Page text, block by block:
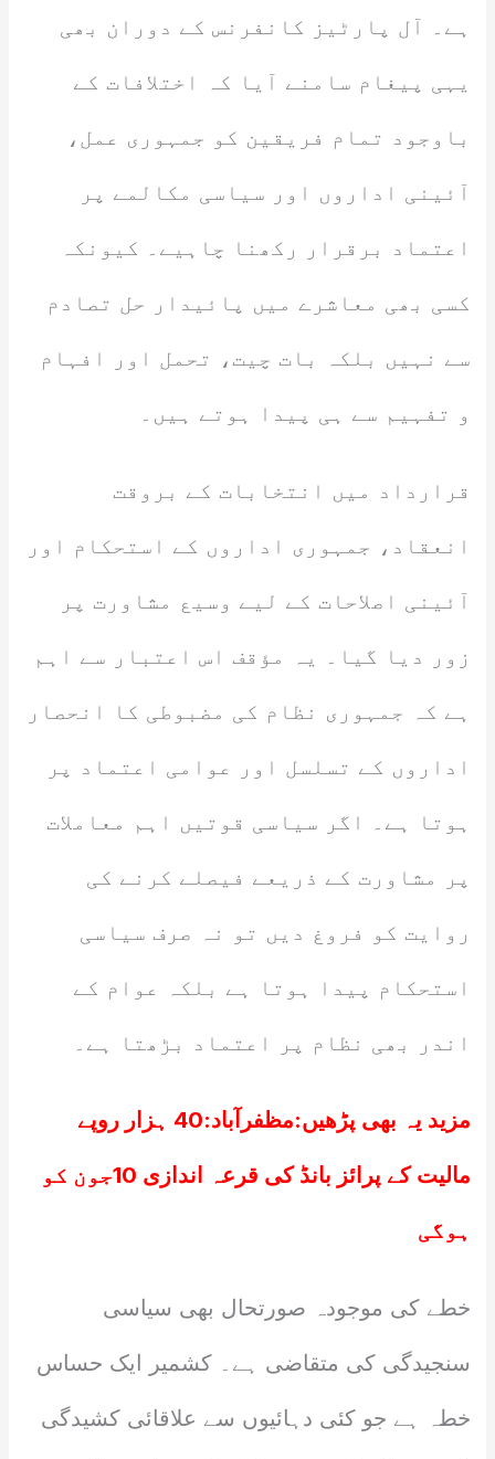
ہے۔ آل پارٹیز کانفرنس کے دوران بھی
یہی پیغام سامنے آیا کہ اختلافات کے
باوجود تمام فریقین کو جمہوری عمل،
آئینی اداروں اور سیاسی مکالمے پر
اعتماد برقرار رکھنا چاہیے۔ کیونکہ
کسی بھی معاشرے میں پائیدار حل تصادم
سے نہیں بلکہ بات چیت، تحمل اور افہام
و تفہیم سے ہی پیدا ہوتے ہیں۔
قرارداد میں انتخابات کے بروقت
انعقاد، جمہوری اداروں کے استحکام اور
آئینی اصلاحات کے لیے وسیع مشاورت پر
زور دیا گیا۔ یہ مؤقف اس اعتبار سے اہم
ہے کہ جمہوری نظام کی مضبوطی کا انحصار
اداروں کے تسلسل اور عوامی اعتماد پر
ہوتا ہے۔ اگر سیاسی قوتیں اہم معاملات
پر مشاورت کے ذریعے فیصلے کرنے کی
روایت کو فروغ دیں تو نہ صرف سیاسی
استحکام پیدا ہوتا ہے بلکہ عوام کے
اندر بھی نظام پر اعتماد بڑھتا ہے۔
مزید یہ بھی پڑھیں: مظفرآباد:40 ہزار روپے
مالیت کے پرائز بانڈ کی قرعہ اندازی 10جون کو
ہوگی
خطے کی موجودہ صورتحال بھی سیاسی
سنجیدگی کی متقاضی ہے۔ کشمیر ایک حساس
خطہ ہے جو کئی دہائیوں سے علاقائی کشیدگی